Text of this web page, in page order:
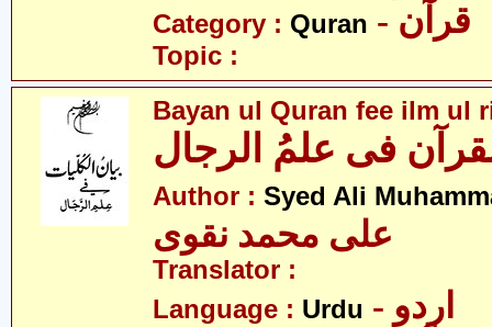
Category : Quran - قرآن
Topic :
Bayan ul Quran fee ilm ul
فی علمُ الرجال
Author : Syed Ali
علی محمد نقوی
Translator :
Language : Urdu - اردو